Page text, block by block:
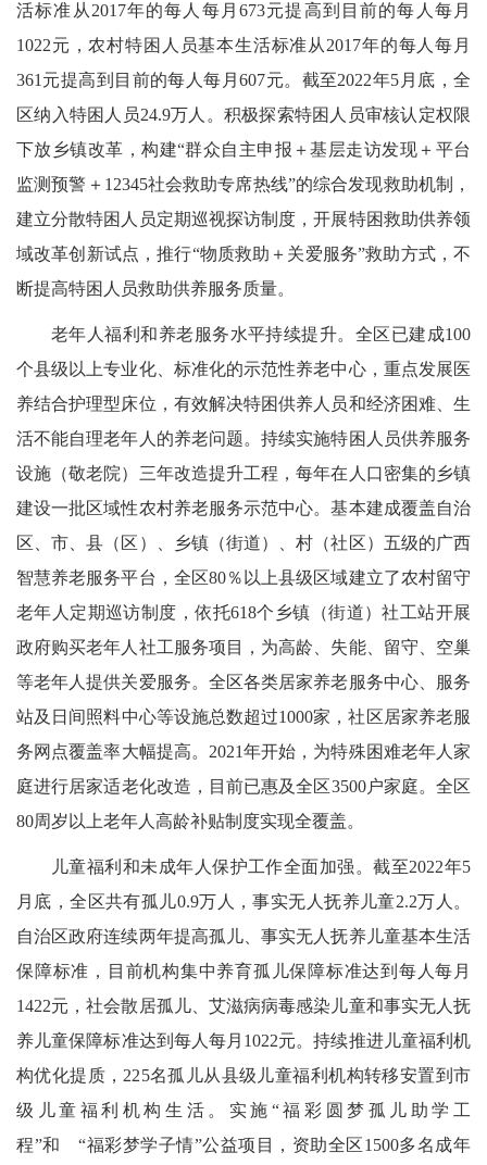
活标准从2017年的每人每月673元提高到目前的每人每月
1022元，农村特困人员基本生活标准从2017年的每人每月
361元提高到目前的每人每月607元。截至2022年5月底，全
区纳入特困人员24.9万人。积极探索特困人员审核认定权限
下放乡镇改革，构建“群众自主申报＋基层走访发现＋平台
监测预警＋12345社会救助专席热线”的综合发现救助机制，
建立分散特困人员定期巡视探访制度，开展特困救助供养领
域改革创新试点，推行“物质救助＋关爱服务”救助方式，不
断提高特困人员救助供养服务质量。
老年人福利和养老服务水平持续提升。全区已建成100
个县级以上专业化、标准化的示范性养老中心，重点发展医
养结合护理型床位，有效解决特困供养人员和经济困难、生
活不能自理老年人的养老问题。持续实施特困人员供养服务
设施（敬老院）三年改造提升工程，每年在人口密集的乡镇
建设一批区域性农村养老服务示范中心。基本建成覆盖自治
区、市、县（区）、乡镇（街道）、村（社区）五级的广西
智慧养老服务平台，全区80％以上县级区域建立了农村留守
老年人定期巡访制度，依托618个乡镇（街道）社工站开展
政府购买老年人社工服务项目，为高龄、失能、留守、空巢
等老年人提供关爱服务。全区各类居家养老服务中心、服务
站及日间照料中心等设施总数超过1000家，社区居家养老服
务网点覆盖率大幅提高。2021年开始，为特殊困难老年人家
庭进行居家适老化改造，目前已惠及全区3500户家庭。全区
80周岁以上老年人高龄补贴制度实现全覆盖。
儿童福利和未成年人保护工作全面加强。截至2022年5
月底，全区共有孤儿0.9万人，事实无人抚养儿童2.2万人。
自治区政府连续两年提高孤儿、事实无人抚养儿童基本生活
保障标准，目前机构集中养育孤儿保障标准达到每人每月
1422元，社会散居孤儿、艾滋病病毒感染儿童和事实无人抚
养儿童保障标准达到每人每月1022元。持续推进儿童福利机
构优化提质，225名孤儿从县级儿童福利机构转移安置到市
级儿童福利机构生活。实施“福彩圆梦孤儿助学工
程”和 “福彩梦学子情”公益项目，资助全区1500多名成年